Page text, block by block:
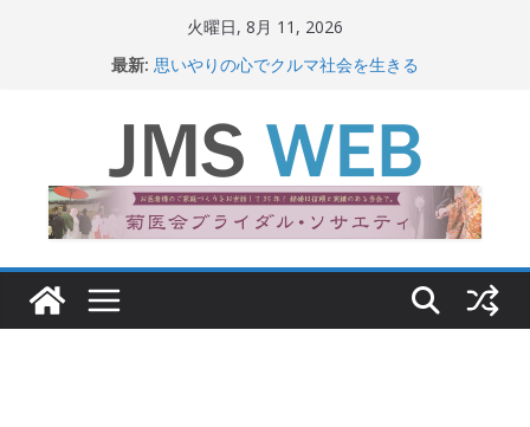
ッ
火曜日, 8月 11, 2026
最新: 思いやりの心でクルマ社会を生きる
関東大震災から100 年
新生ニッポン！